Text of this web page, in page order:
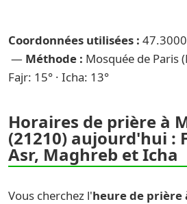
Coordonnées utilisées :
— Méthode : Mosquée de Paris
Fajr: 15° · Icha: 13°
Horaires de prière à
(21210) aujourd'hui :
Asr, Maghreb et Icha
Vous cherchez l'heure de prière